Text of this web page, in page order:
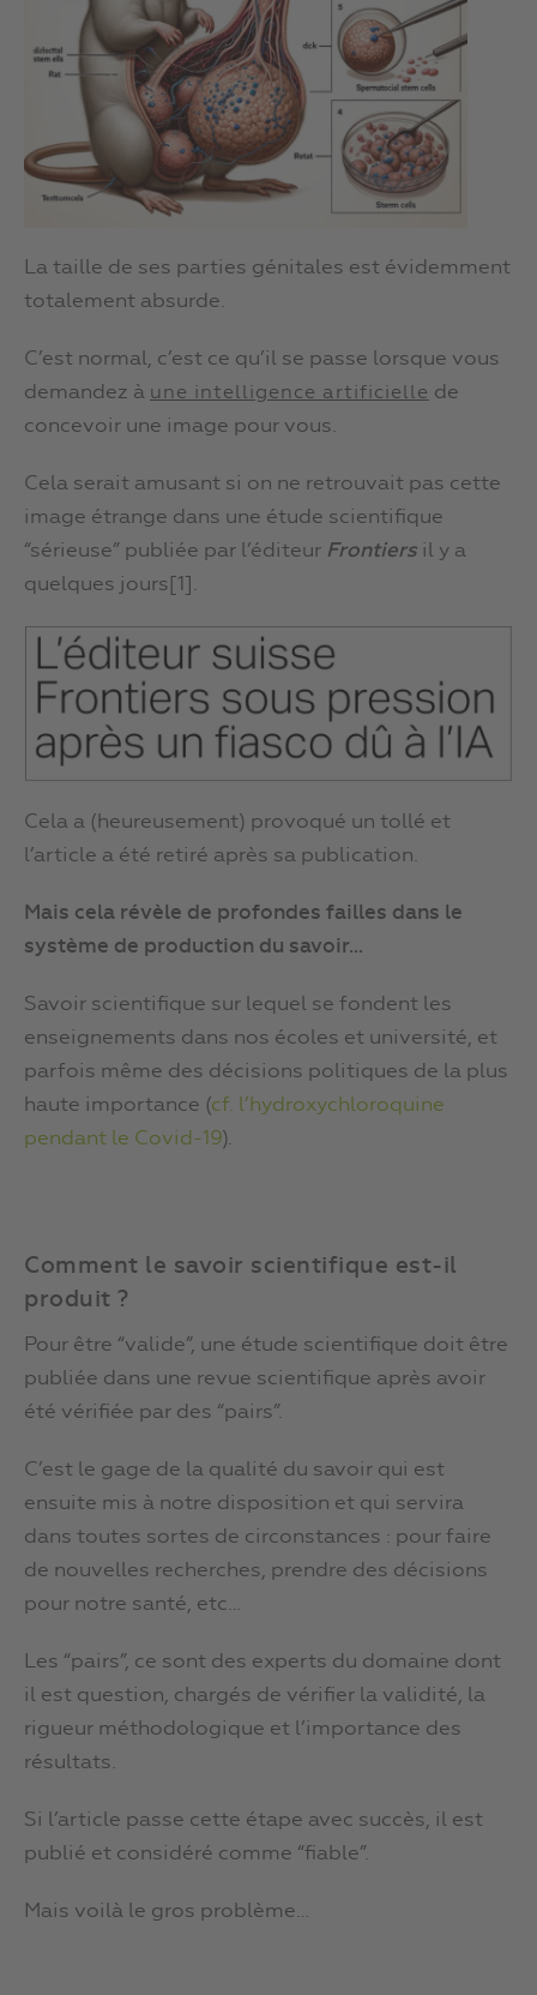
La taille de ses parties génitales est évidemment
totalement absurde.
C’est normal, c’est ce qu’il se passe lorsque vous
demandez à une intelligence artificielle de
concevoir une image pour vous.
Cela serait amusant si on ne retrouvait pas cette
image étrange dans une étude scientifique
“sérieuse” publiée par l’éditeur Frontiers il y a
quelques jours[1].
Cela a (heureusement) provoqué un tollé et
l’article a été retiré après sa publication.
Mais cela révèle de profondes failles dans le
système de production du savoir…
Savoir scientifique sur lequel se fondent les
enseignements dans nos écoles et université, et
parfois même des décisions politiques de la plus
haute importance (cf. l’hydroxychloroquine
pendant le Covid-19).
Comment le savoir scientifique est-il
produit ?
Pour être “valide”, une étude scientifique doit être
publiée dans une revue scientifique après avoir
été vérifiée par des “pairs”.
C’est le gage de la qualité du savoir qui est
ensuite mis à notre disposition et qui servira
dans toutes sortes de circonstances : pour faire
de nouvelles recherches, prendre des décisions
pour notre santé, etc…
Les “pairs”, ce sont des experts du domaine dont
il est question, chargés de vérifier la validité, la
rigueur méthodologique et l’importance des
résultats.
Si l’article passe cette étape avec succès, il est
publié et considéré comme “fiable”.
Mais voilà le gros problème…